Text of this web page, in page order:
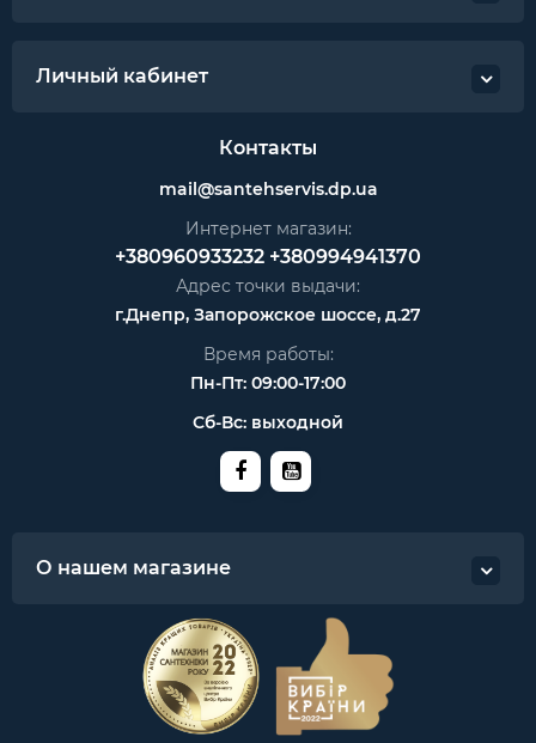
Личный кабинет
Контакты
mail@santehservis.dp.ua
Интернет магазин:
+380960933232 +380994941370
Адрес точки выдачи:
г.Днепр, Запорожское шоссе, д.27
Время работы:
Пн-Пт: 09:00-17:00
Сб-Вс: выходной
О нашем магазине